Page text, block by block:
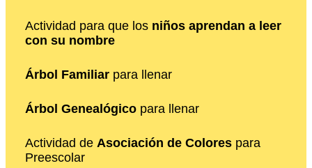
Actividad para que los niños aprendan a leer
con su nombre
Árbol Familiar para llenar
Árbol Genealógico para llenar
Actividad de Asociación de Colores para
Preescolar